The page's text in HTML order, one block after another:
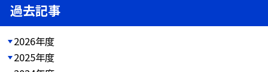
過去記事
2026年度
2025年度